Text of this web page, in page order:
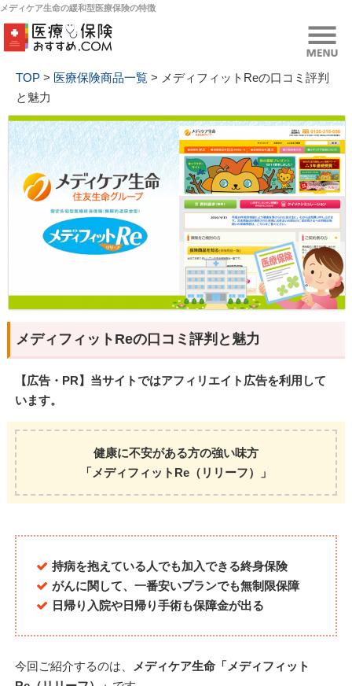
メディケア生命の緩和型医療保険の特徴
TOP > 医療保険商品一覧 > メディフィットReの口コミ評判
と魅力
メディフィットReの口コミ評判と魅力
【広告・PR】当サイトではアフィリエイト広告を利用して
います。
健康に不安がある方の強い味方
「メディフィットRe（リリーフ）」
持病を抱えている人でも加入できる終身保険
がんに関して、一番安いプランでも無制限保障
日帰り入院や日帰り手術も保障金が出る
今回ご紹介するのは、
メディケア生命「メディフィット